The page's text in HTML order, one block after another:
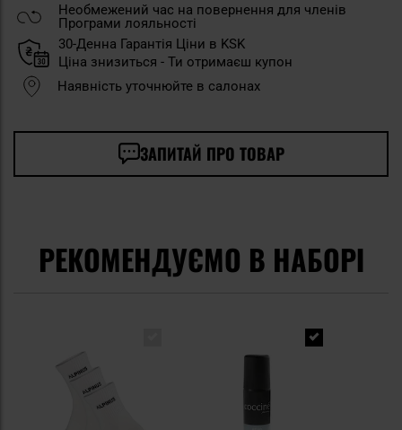
Необмежений час на повернення для членів
Програми лояльності
30-Денна Гарантія Ціни в KSK
Ціна знизиться - Ти отримаєш купон
Наявність уточнюйте в салонах
ЗАПИТАЙ ПРО ТОВАР
РЕКОМЕНДУЄМО В НАБОРІ